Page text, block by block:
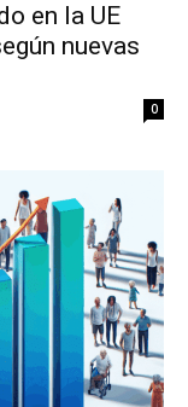
en la UE
nuevas
0